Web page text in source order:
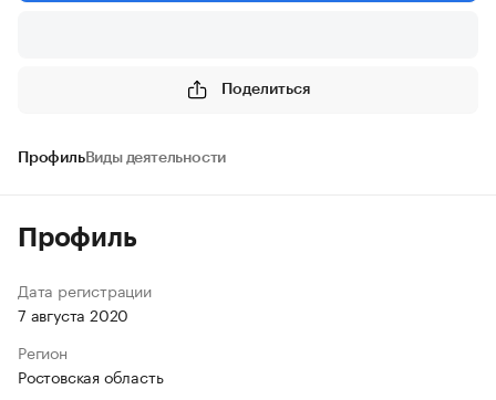
Поделиться
ПрофильВиды деятельности
Профиль
Дата регистрации
7 августа 2020
Регион
Ростовская область